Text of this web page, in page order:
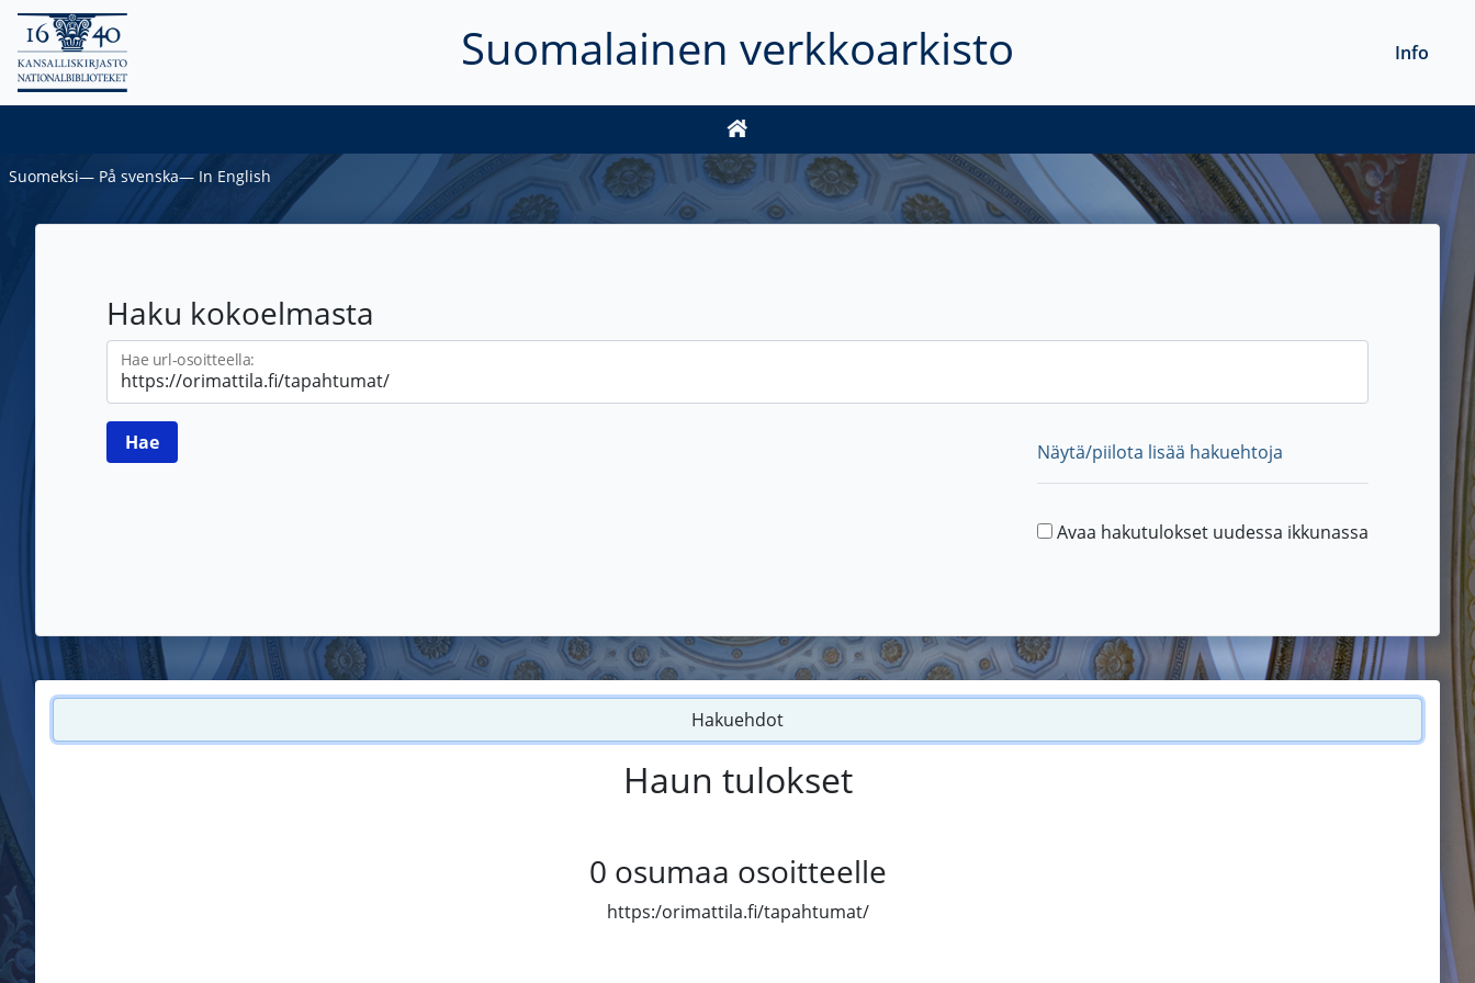
Suomalainen verkkoarkisto Info
Suomeksi― På svenska― In English
Haku kokoelmasta
Hae url-osoitteella:
Näytä/piilota lisää hakuehtoja
Avaa hakutulokset uudessa ikkunassa
Hakuehdot
Haun tulokset
0 osumaa osoitteelle
https:/orimattila.fi/tapahtumat/